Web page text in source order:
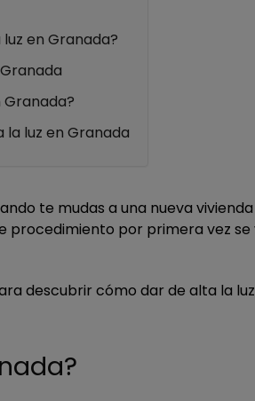
en Granada?
luz en Granada
te mudas a una nueva
por primera vez
descubrir cómo dar de alta la